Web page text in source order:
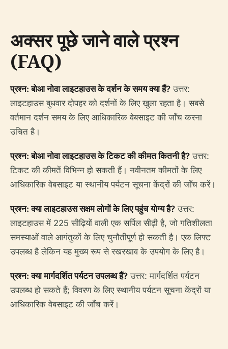
अक्सर पूछे जाने वाले प्रश्न
(FAQ)
प्रश्न: बोआ नोवा लाइटहाउस के दर्शन के समय क्या हैं? उत्तर:
लाइटहाउस बुधवार दोपहर को दर्शनों के लिए खुला रहता है। सबसे
वर्तमान दर्शन समय के लिए आधिकारिक वेबसाइट की जाँच करना
उचित है।
प्रश्न: बोआ नोवा लाइटहाउस के टिकट की कीमत कितनी है? उत्तर:
टिकट की कीमतें विभिन्न हो सकती हैं। नवीनतम कीमतों के लिए
आधिकारिक वेबसाइट या स्थानीय पर्यटन सूचना केंद्रों की जाँच करें।
प्रश्न: क्या लाइटहाउस सक्षम लोगों के लिए पहुंच योग्य है? उत्तर:
लाइटहाउस में 225 सीढ़ियों वाली एक सर्पिल सीढ़ी है, जो गतिशीलता
समस्याओं वाले आगंतुकों के लिए चुनौतीपूर्ण हो सकती है। एक लिफ्ट
उपलब्ध है लेकिन यह मुख्य रूप से रखरखाव के उपयोग के लिए है।
प्रश्न: क्या मार्गदर्शित पर्यटन उपलब्ध हैं? उत्तर: मार्गदर्शित पर्यटन
उपलब्ध हो सकते हैं; विवरण के लिए स्थानीय पर्यटन सूचना केंद्रों या
आधिकारिक वेबसाइट की जाँच करें।